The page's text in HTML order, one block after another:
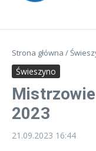
Strona główna /
Świeszyno
2023
21.09.2023 16:44